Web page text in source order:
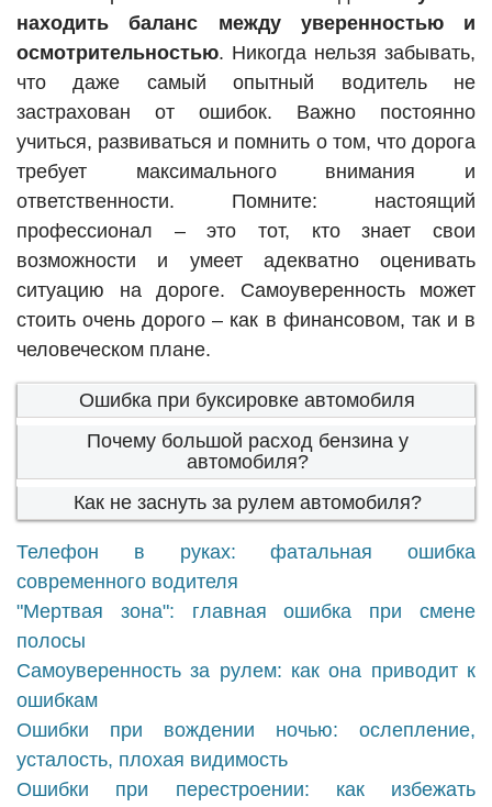
находить баланс между уверенностью и
осмотрительностью. Никогда нельзя забывать,
что даже самый опытный водитель не
застрахован от ошибок. Важно постоянно
учиться, развиваться и помнить о том, что дорога
требует максимального внимания и
ответственности. Помните: настоящий
профессионал – это тот, кто знает свои
возможности и умеет адекватно оценивать
ситуацию на дороге. Самоуверенность может
стоить очень дорого – как в финансовом, так и в
человеческом плане.
Ошибка при буксировке автомобиля
Почему большой расход бензина у
автомобиля?
Как не заснуть за рулем автомобиля?
Телефон в руках: фатальная ошибка
современного водителя
"Мертвая зона": главная ошибка при смене
полосы
Самоуверенность за рулем: как она приводит к
ошибкам
Ошибки при вождении ночью: ослепление,
усталость, плохая видимость
Ошибки при перестроении: как избежать